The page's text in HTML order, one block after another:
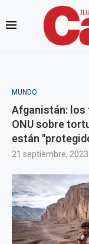
MUNDO
Afganistán: los
ONU sobre
están
21 septiembre, 2023